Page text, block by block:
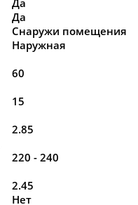
Да
Да
Снаружи помещения
Наружная
60
15
2.85
220 - 240
2.45
Нет